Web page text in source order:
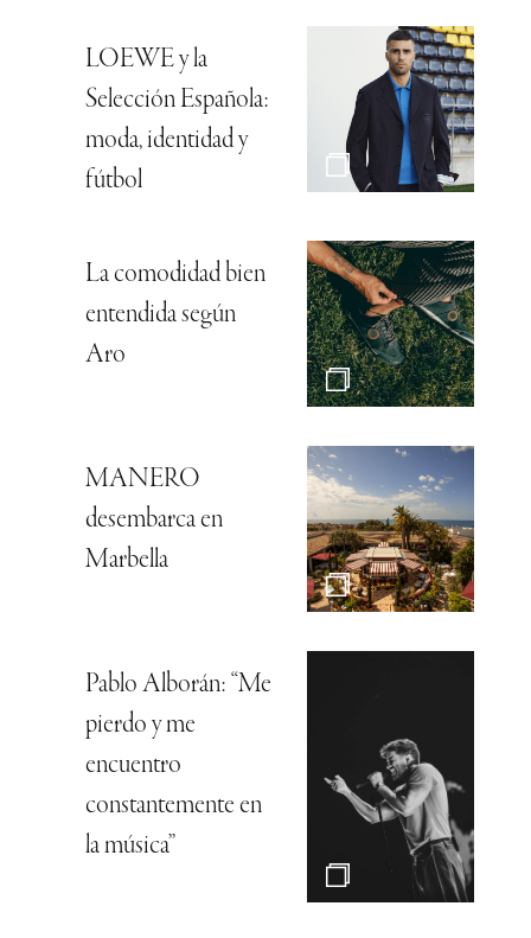
LOEWE y la
Selección Española:
moda, identidad y
fútbol
La comodidad bien
entendida según
Aro
MANERO
desembarca en
Marbella
Pablo Alborán: “Me
pierdo y me
encuentro
constantemente en
la música”